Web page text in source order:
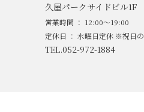
久屋パークサイドビル1F
営業時間 ： 12:00～19:00
定休日 ： 水曜日定休 ※祝日
TEL.052-972-1884